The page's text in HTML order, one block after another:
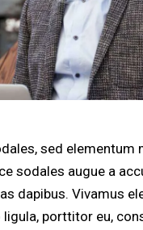
sed elementum
sodales augue a
dapibus. Vivamus
porttitor eu,